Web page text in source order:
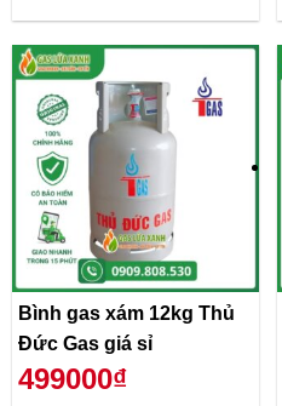
Bình gas xám 12kg Thủ
Đức Gas giá sỉ
499000₫